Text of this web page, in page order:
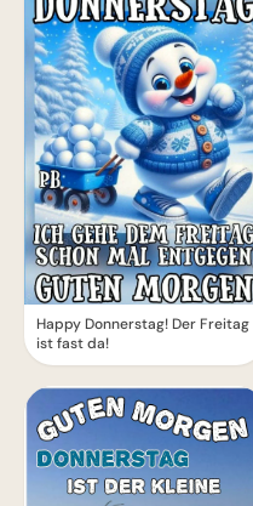
Happy Donnerstag! Der Freitag
ist fast da!